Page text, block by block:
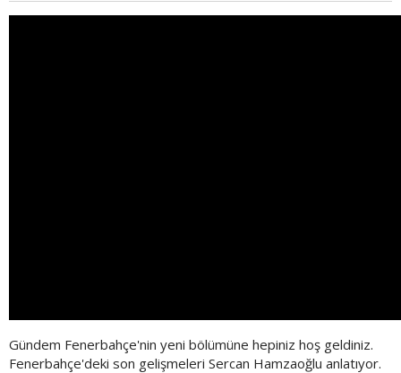
Gündem Fenerbahçe'nin yeni bölümüne hepiniz hoş geldiniz.
Fenerbahçe'deki son gelişmeleri Sercan Hamzaoğlu anlatıyor.